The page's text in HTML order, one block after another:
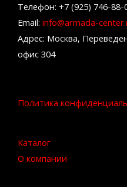
Телефон: +7 (925) 746-88-
Email: info@armada-
Адрес: Москва,
офис 304
Политика
Каталог
О компании